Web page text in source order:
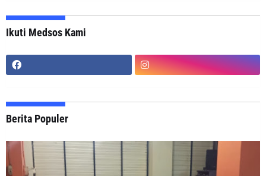
Ikuti Medsos Kami
Berita Populer